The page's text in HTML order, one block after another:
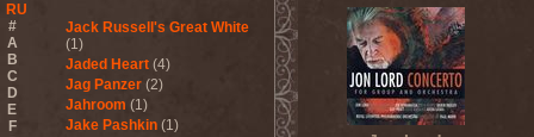
RU
#
A
B
C
D
E
F
Jack Russell's Great White
(1)
Jaded Heart (4)
Jag Panzer (2)
Jahroom (1)
Jake Pashkin (1)